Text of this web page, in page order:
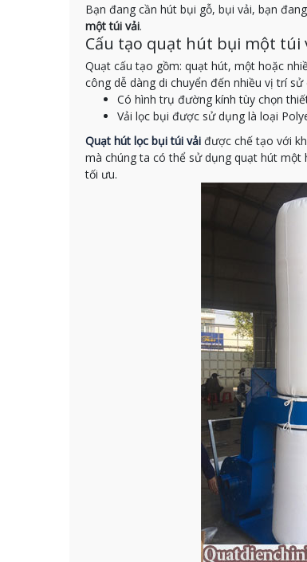
Bạn đang cần hút bụi gỗ, bụi vải, bạn
một túi vải.
Cấu tạo quạt hút bụi một túi
Quạt cấu tạo gồm: quạt hút, một hoặc
công dễ dàng di chuyển đến nhiều vị trí sử
Có hình trụ đường kính tùy chọn
Vải lọc bụi được sử dụng là loại
Quạt hút lọc bụi túi vải được chế tạo với
mà chúng ta có thể sử dụng quạt hút
tối ưu.